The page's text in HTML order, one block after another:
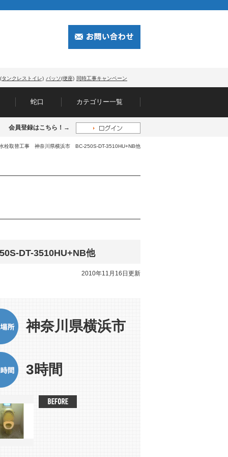
タンクレストイレ) パッソ(便座) 同時工事キャンペーン
蛇口 カテゴリー一覧
会員登録はこちら！→
栓取替工事 神奈川県横浜市 BC-250S-DT-3510HU+NB他
DT-3510HU+NB他
2010年11月16日更新
神奈川県横浜市
3時間